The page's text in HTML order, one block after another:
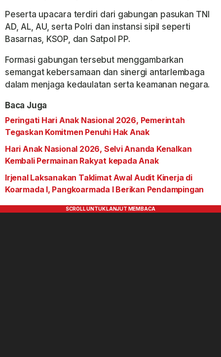
Peserta upacara terdiri dari gabungan pasukan TNI
AD, AL, AU, serta Polri dan instansi sipil seperti
Basarnas, KSOP, dan Satpol PP.
Formasi gabungan tersebut menggambarkan
semangat kebersamaan dan sinergi antarlembaga
dalam menjaga kedaulatan serta keamanan negara.
Baca Juga
Peringati Hari Anak Nasional 2026, Pemerintah
Tegaskan Komitmen Penuhi Hak Anak
Hari Anak Nasional 2026, Selvi Ananda Kenalkan
Kembali Permainan Rakyat kepada Anak
Irjenal Laksanakan Taklimat Awal Audit Kinerja di
Koarmada I, Pangkoarmada I Berikan Pendampingan